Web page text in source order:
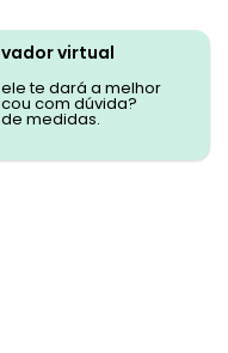
virtual
te dará a melhor
com dúvida?
medidas.